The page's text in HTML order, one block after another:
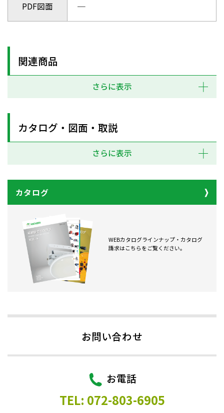
PDF図面 ─
関連商品
さらに表示
カタログ・図面・取説
さらに表示
カタログ
WEBカタログラインナップ・カタログ
請求はこちらをご覧ください。
お問い合わせ
お電話
TEL: 072-803-6905